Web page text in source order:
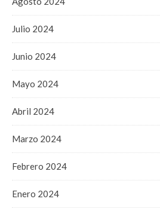
Julio 2024
Junio 2024
Mayo 2024
Abril 2024
Marzo 2024
Febrero 2024
Enero 2024